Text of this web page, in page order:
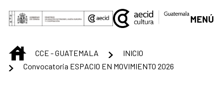
Saltar al contenido principal
MENÚ
INICIOCCE - GUATEMALA
INICIO
Convocatoria ESPACIO EN MOVIMIENTO 2026